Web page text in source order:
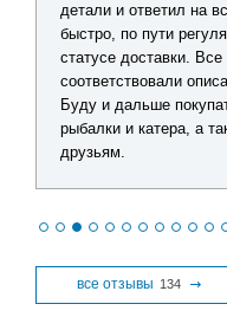
разловить уже в
ассортимент.
все отзывы 134